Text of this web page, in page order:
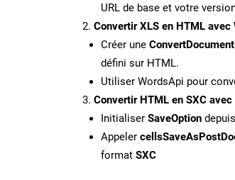
URL de base et votre version
Convertir XLS en HTML avec
Créer une
défini sur HTML.
Utiliser WordsApi pour
Convertir HTML en SXC
Initialiser SaveOption
Appeler
format SXC